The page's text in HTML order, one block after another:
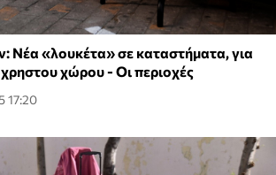
Νέα «λουκέτα» σε καταστήματα, για
χώρου - Οι περιοχές
17:20